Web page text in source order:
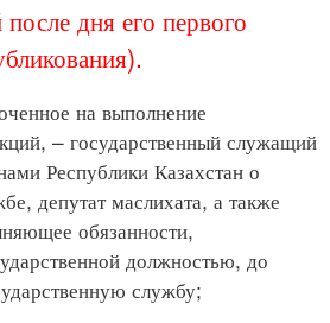
дня его первого
на выполнение
– государственный служащий
Республики Казахстан о
депутат маслихата, а также
обязанности,
должностью, до
службу;